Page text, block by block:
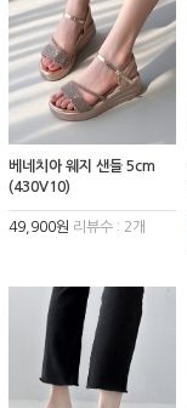
베네치아 웨지 샌들 5cm
(430V10)
49,900원 리뷰수 : 2개